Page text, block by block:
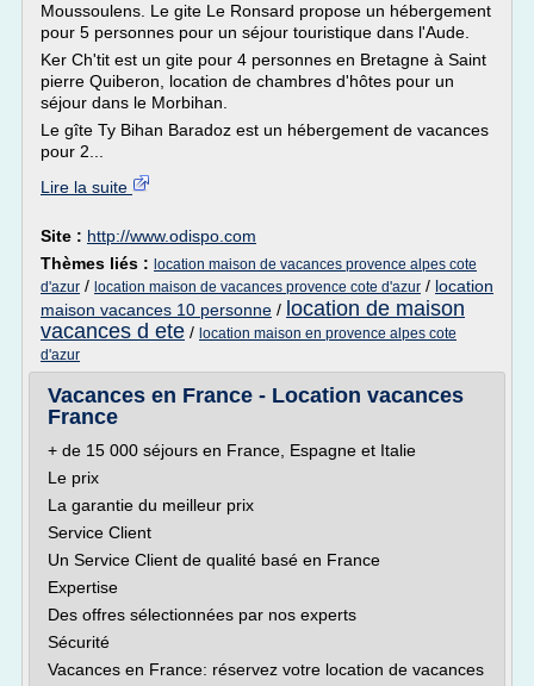
Moussoulens. Le gite Le Ronsard propose un hébergement
pour 5 personnes pour un séjour touristique dans l'Aude.
Ker Ch'tit est un gite pour 4 personnes en Bretagne à Saint
pierre Quiberon, location de chambres d'hôtes pour un
séjour dans le Morbihan.
Le gîte Ty Bihan Baradoz est un hébergement de vacances
pour 2...
Lire la suite
Site : http://www.odispo.com
Thèmes liés : location maison de vacances provence alpes cote
d'azur / location maison de vacances provence cote d'azur / location
maison vacances 10 personne / location de maison
vacances d ete / location maison en provence alpes cote
d'azur
Vacances en France - Location vacances
France
+ de 15 000 séjours en France, Espagne et Italie
Le prix
La garantie du meilleur prix
Service Client
Un Service Client de qualité basé en France
Expertise
Des offres sélectionnées par nos experts
Sécurité
Vacances en France: réservez votre location de vacances